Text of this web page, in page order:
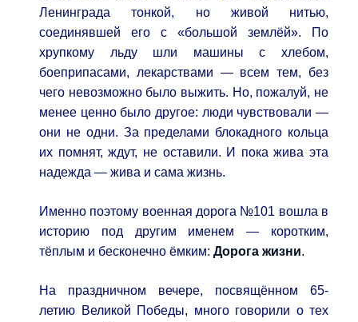
Ленинграда тонкой, но живой нитью,
соединявшей его с «большой землёй». По
хрупкому льду шли машины с хлебом,
боеприпасами, лекарствами — всем тем, без
чего невозможно было выжить. Но, пожалуй, не
менее ценно было другое: люди чувствовали —
они не одни. За пределами блокадного кольца
их помнят, ждут, не оставили. И пока жива эта
надежда — жива и сама жизнь.
Именно поэтому военная дорога №101 вошла в
историю под другим именем — коротким,
тёплым и бесконечно ёмким: Дорога жизни.
На праздничном вечере, посвящённом 65-
летию Великой Победы, много говорили о тех